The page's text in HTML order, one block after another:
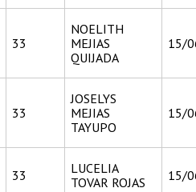
33
NOELITH
MEJIAS
QUIJADA
15/
33
JOSELYS
MEJIAS
TAYUPO
15/
33
LUCELIA
TOVAR ROJAS
15/